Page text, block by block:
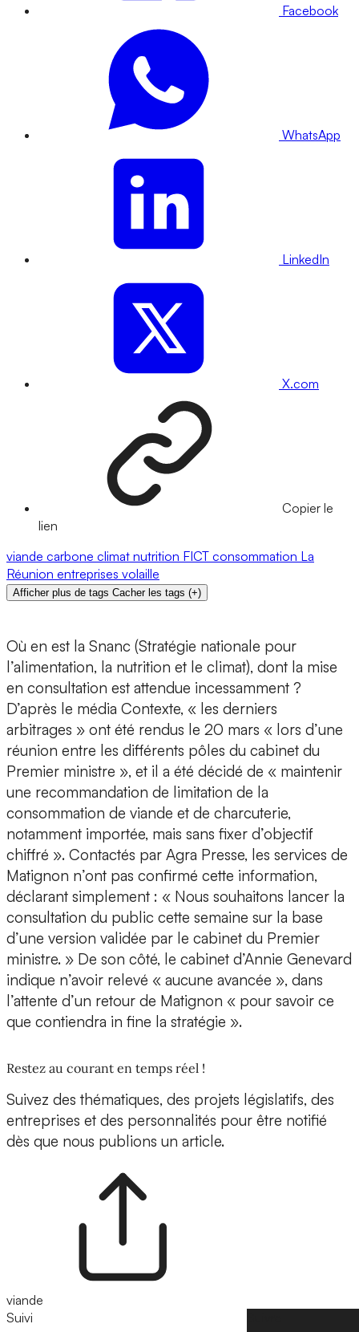
Facebook
WhatsApp
LinkedIn
X.com
Copier le
lien
viande carbone climat nutrition FICT consommation La
Réunion entreprises volaille
Afficher plus de tags Cacher les tags (+)
Où en est la Snanc (Stratégie nationale pour
l’alimentation, la nutrition et le climat), dont la mise
en consultation est attendue incessamment ?
D’après le média Contexte, « les derniers
arbitrages » ont été rendus le 20 mars « lors d’une
réunion entre les différents pôles du cabinet du
Premier ministre », et il a été décidé de « maintenir
une recommandation de limitation de la
consommation de viande et de charcuterie,
notamment importée, mais sans fixer d’objectif
chiffré ». Contactés par Agra Presse, les services de
Matignon n’ont pas confirmé cette information,
déclarant simplement : « Nous souhaitons lancer la
consultation du public cette semaine sur la base
d’une version validée par le cabinet du Premier
ministre. » De son côté, le cabinet d’Annie Genevard
indique n’avoir relevé « aucune avancée », dans
l’attente d’un retour de Matignon « pour savoir ce
que contiendra in fine la stratégie ».
Restez au courant en temps réel !
Suivez des thématiques, des projets législatifs, des
entreprises et des personnalités pour être notifié
dès que nous publions un article.
viande
Suivi